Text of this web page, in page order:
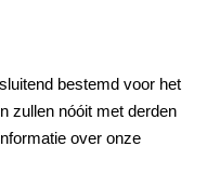
bestemd voor het
zullen nóóit met derden
over onze